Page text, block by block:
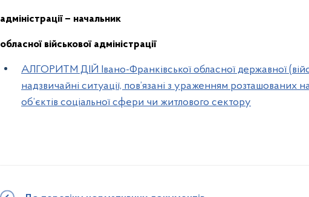
адміністрації – начальник
обласної військової адміністрації
АЛГОРИТМ ДІЙ Івано-Франківської обласної державної
надзвичайні ситуації, пов’язані з ураженням розташованих
об’єктів соціальної сфери чи житлового сектору